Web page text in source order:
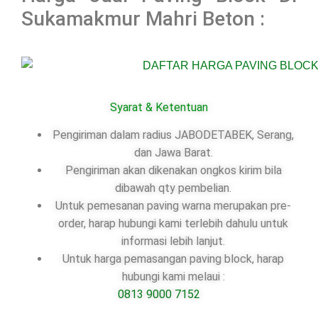
Sukamakmur Mahri Beton :
Syarat & Ketentuan
Pengiriman dalam radius JABODETABEK, Serang,
dan Jawa Barat.
Pengiriman akan dikenakan ongkos kirim bila
dibawah qty pembelian.
Untuk pemesanan paving warna merupakan pre-
order, harap hubungi kami terlebih dahulu untuk
informasi lebih lanjut.
Untuk harga pemasangan paving block, harap
hubungi kami melaui :
0813 9000 7152